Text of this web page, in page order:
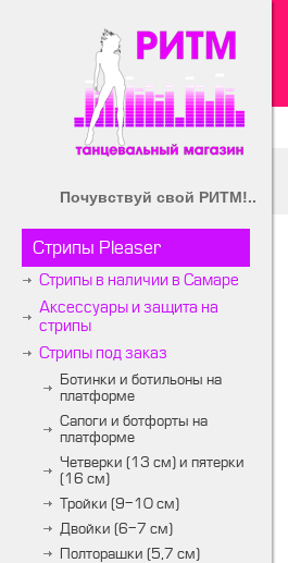
Почувствуй свой РИТМ!..
Стрипы Pleaser
Стрипы в наличии в Самаре
Аксессуары и защита на
стрипы
Стрипы под заказ
Ботинки и ботильоны на
платформе
Сапоги и ботфорты на
платформе
Четверки (13 см) и пятерки
(16 см)
Тройки (9-10 см)
Двойки (6-7 см)
Полторашки (5,7 см)